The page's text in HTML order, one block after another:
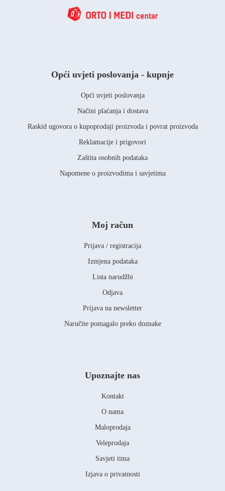
Opći uvjeti poslovanja - kupnje
Opći uvjeti poslovanja
Načini plaćanja i dostava
Raskid ugovora o kupoprodaji proizvoda i povrat proizvoda
Reklamacije i prigovori
Zaštita osobnih podataka
Napomene o proizvodima i savjetima
Moj račun
Prijava / registracija
Izmjena podataka
Lista narudžbi
Odjava
Prijava na newsletter
Naručite pomagalo preko doznake
Upoznajte nas
Kontakt
O nama
Maloprodaja
Veleprodaja
Savjeti tima
Izjava o privatnosti